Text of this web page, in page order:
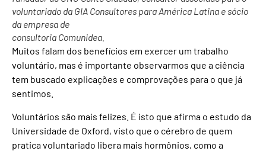
voluntariado da GIA Consultores para América Latina e sócio
da empresa de
consultoria Comunidea.
Muitos falam dos benefícios em exercer um trabalho
voluntário, mas é importante observarmos que a ciência
tem buscado explicações e comprovações para o que já
sentimos.
Voluntários são mais felizes. É isto que afirma o estudo da
Universidade de Oxford, visto que o cérebro de quem
pratica voluntariado libera mais hormônios, como a